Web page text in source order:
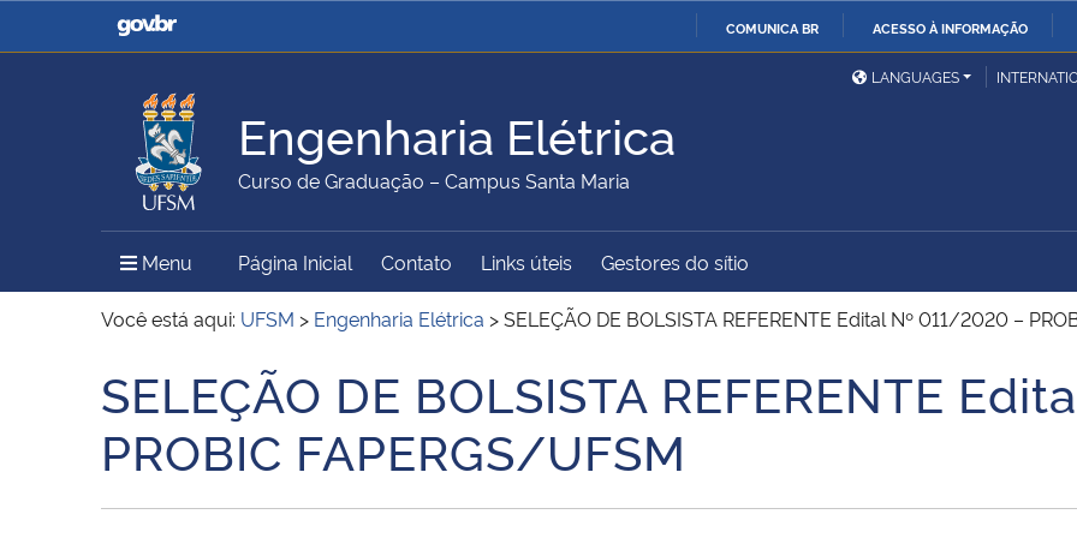
COMUNICA BR ACESSO À INFORMAÇÃO
Casa Civil
Ministério da Justiça e
Ministério da Defesa
Ministério das Relações
Exteriores
Ministério da Agricultura,
Pecuária e Abastecimento
Ministério da Educação Ministério da Cidadania
Ministério do Meio Ambiente Ministério do Turismo
Ministério do
Desenvolvimento Regional
União
Secretaria de Governo
Gabinete de Segurança
Institucional
Advocacia-Geral da União Banco Central do Brasil
LANGUAGES
Engenharia Elétrica
Curso de Graduação – Campus Santa Maria
Menu Menu Principal do Sítio
Página Inicial Contato Links úteis Gestores do sítio
Você está aqui: UFSM > Engenharia Elétrica >SELEÇÃO DE BOLSISTA REFERENTE Edital Nº 011/2020 –
Início do conteúdo
SELEÇÃO DE BOLSISTA REFERENTE
PROBIC FAPERGS/UFSM